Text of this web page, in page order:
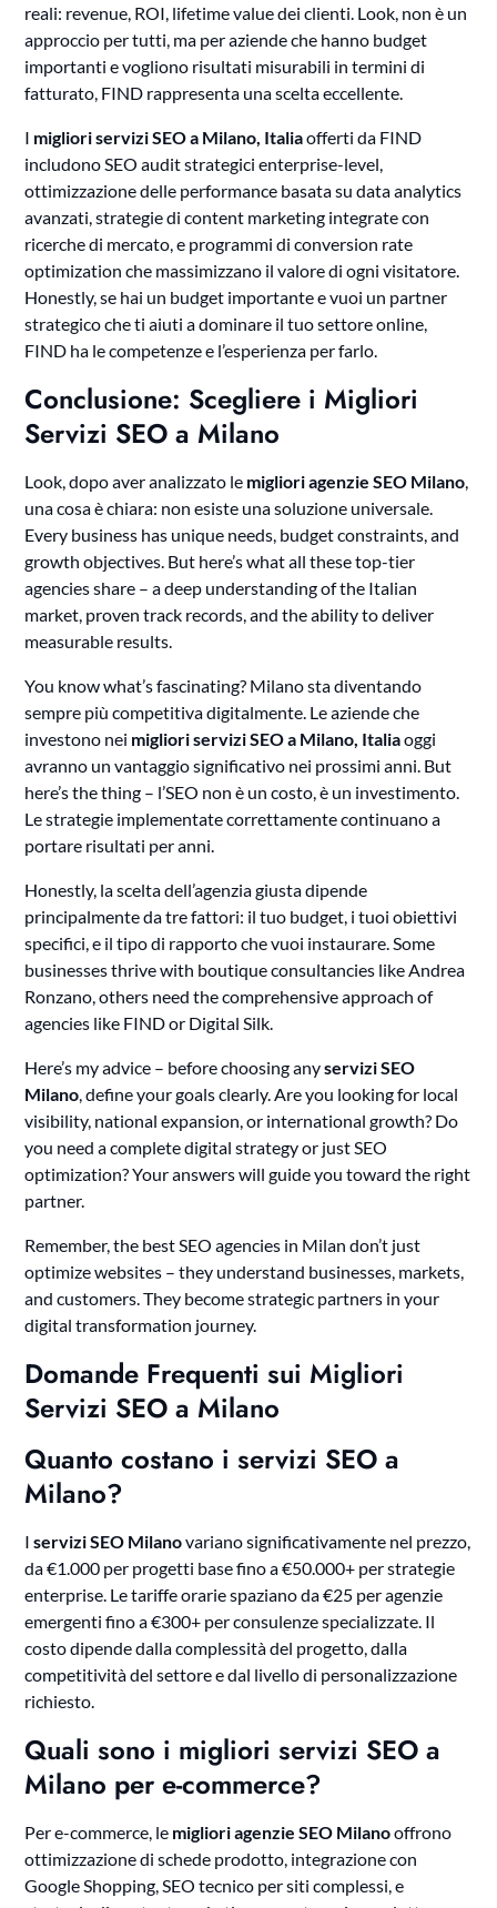
reali: revenue, ROI, lifetime value dei clienti. Look, non è un
approccio per tutti, ma per aziende che hanno budget
importanti e vogliono risultati misurabili in termini di
fatturato, FIND rappresenta una scelta eccellente.
I migliori servizi SEO a Milano, Italiaofferti da FIND
includono SEO audit strategici enterprise-level,
ottimizzazione delle performance basata su data analytics
avanzati, strategie di content marketing integrate con
ricerche di mercato, e programmi di conversion rate
optimization che massimizzano il valore di ogni visitatore.
Honestly, se hai un budget importante e vuoi un partner
strategico che ti aiuti a dominare il tuo settore online,
FIND ha le competenze e l’esperienza per farlo.
Conclusione: Scegliere i Migliori
Servizi SEO a Milano
Look, dopo aver analizzato le migliori agenzie SEO Milano
una cosa è chiara: non esiste una soluzione universale.
Every business has unique needs, budget constraints, and
growth objectives. But here’s what all these top-tier
agencies share – a deep understanding of the Italian
market, proven track records, and the ability to deliver
measurable results.
You know what’s fascinating? Milano sta diventando
sempre più competitiva digitalmente. Le aziende che
investono nei migliori servizi SEO a Milano, Italiaoggi
avranno un vantaggio significativo nei prossimi anni. But
here’s the thing – l’SEO non è un costo, è un investimento.
Le strategie implementate correttamente continuano a
portare risultati per anni.
Honestly, la scelta dell’agenzia giusta dipende
principalmente da tre fattori: il tuo budget, i tuoi obiettivi
specifici, e il tipo di rapporto che vuoi instaurare. Some
businesses thrive with boutique consultancies like Andrea
Ronzano, others need the comprehensive approach of
agencies like FIND or Digital Silk.
Here’s my advice – before choosing anyservizi SEO
Milano , define your goals clearly. Are you looking for local
visibility, national expansion, or international growth? Do
you need a complete digital strategy or just SEO
optimization? Your answers will guide you toward the right
partner.
Remember, the best SEO agencies in Milan don’t just
optimize websites – they understand businesses, markets,
and customers. They become strategic partners in your
digital transformation journey.
Domande Frequenti sui Migliori
Servizi SEO a Milano
Quanto costano i servizi SEO a
Milano?
Iservizi SEO Milanovariano significativamente nel prezzo,
da €1.000 per progetti base fino a €50.000+ per strategie
enterprise. Le tariffe orarie spaziano da €25 per agenzie
emergenti fino a €300+ per consulenze specializzate. Il
costo dipende dalla complessità del progetto, dalla
competitività del settore e dal livello di personalizzazione
richiesto.
Quali sono i migliori servizi SEO a
Milano per e-commerce?
Per e-commerce, le migliori agenzie SEO Milanooffrono
ottimizzazione di schede prodotto, integrazione con
Google Shopping, SEO tecnico per siti complessi, e